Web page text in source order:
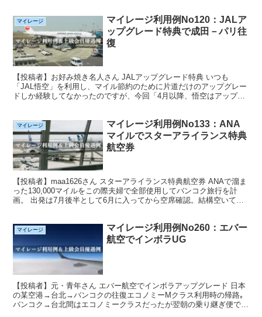
マイレージ
マイレージ利用例No120：JALア
ップグレード特典で成田－パリ往
復
【投稿者】お好み焼き名人さん JALアップグレード特典 いつも
「JAL悟空」を利用し、マイル節約のために片道だけのアップグレー
ドしか経験してなかったのですが、今回「4月以降、悟空はアップグ
マイレージ
マイレージ利用例No133：ANA
マイルでスターアライランス特典
航空券
【投稿者】maa1626さん スターアライランス特典航空券 ANAで溜ま
った130,000マイルをこの際夫婦で全部使用してバンコク旅行を計
画。 出発は7月後半として6月に入ってから空席確認。結構空いてい
マイレージ
マイレージ利用例No260：エバー
航空でインボラUG
【投稿者】元・青年さん エバー航空でインボラアップグレード 日本
の某空港→台北→バンコクの往復エコノミーMクラス利用時の帰路｡
バンコク→台北間はエコノミークラスだったが翌朝の乗り継ぎ便です